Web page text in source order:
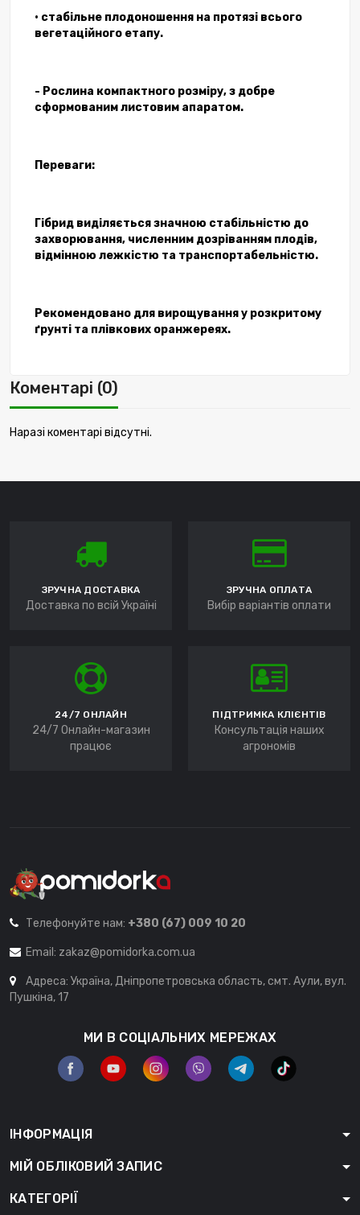
• стабільне плодоношення на протязі всього
вегетаційного етапу.
- Рослина компактного розміру, з добре
сформованим листовим апаратом.
Переваги:
Гібрид виділяється значною стабільністю до
захворювання, численним дозріванням плодів,
відмінною лежкістю та транспортабельністю.
Рекомендовано для вирощування у розкритому
ґрунті та плівкових оранжереях.
Коментарі (0)
Наразі коментарі відсутні.
ЗРУЧНА ДОСТАВКА
Доставка по всій Україні
ЗРУЧНА ОПЛАТА
Вибір варіантів оплати
24/7 ОНЛАЙН
24/7 Онлайн-магазин
працює
ПІДТРИМКА КЛІЄНТІВ
Консультація наших
агрономів
Телефонуйте нам: +380 (67) 009 10 20
Email: zakaz@pomidorka.com.ua
Адреса: Україна, Дніпропетровська область, смт. Аули, вул.
Пушкіна, 17
МИ В СОЦІАЛЬНИХ МЕРЕЖАХ
ІНФОРМАЦІЯ
МІЙ ОБЛІКОВИЙ ЗАПИС
КАТЕГОРІЇ